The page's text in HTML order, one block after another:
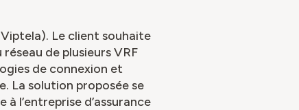
Le client souhaite
de plusieurs VRF
de connexion et
La solution proposée se
l’entreprise d’assurance